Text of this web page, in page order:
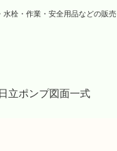
栓・作業・安全用品などの販売
日立ポンプ図面一式